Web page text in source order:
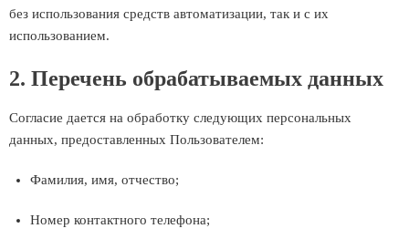
без использования средств автоматизации, так и с их
использованием.
2. Перечень обрабатываемых данных
Согласие дается на обработку следующих персональных
данных, предоставленных Пользователем:
Фамилия, имя, отчество;
Номер контактного телефона;